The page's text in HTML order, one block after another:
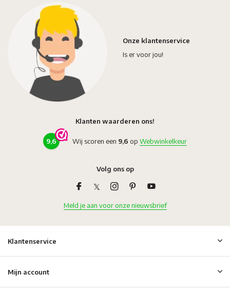
Onze klantenservice
Is er voor jou!
Klanten waarderen ons!
9,6 Wij scoren een 9,6 op Webwinkelkeur
Volg ons op
Meld je aan voor onze nieuwsbrief
Klantenservice
Mijn account